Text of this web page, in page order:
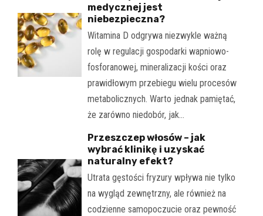
medycznej jest
niebezpieczna?
Witamina D odgrywa niezwykle ważną
rolę w regulacji gospodarki wapniowo-
fosforanowej, mineralizacji kości oraz
prawidłowym przebiegu wielu procesów
metabolicznych. Warto jednak pamiętać,
że zarówno niedobór, jak…
Przeszczep włosów – jak
wybrać klinikę i uzyskać
naturalny efekt?
Utrata gęstości fryzury wpływa nie tylko
na wygląd zewnętrzny, ale również na
codzienne samopoczucie oraz pewność